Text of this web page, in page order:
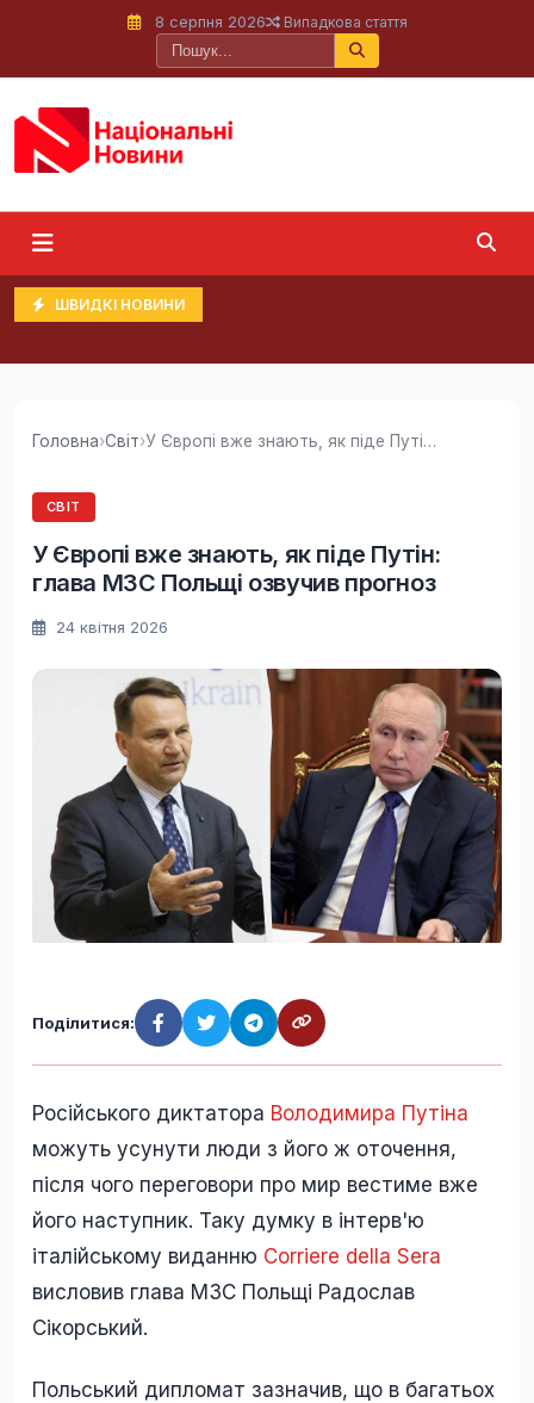
8 серпня 2026 Випадкова стаття
ШВИДКІ НОВИНИ
Головна›Світ› У Європі вже знають, як піде Путін: глава МЗС...
СВІТ
У Європі вже знають, як піде Путін:
глава МЗС Польщі озвучив прогноз
24 квітня 2026
Поділитися:
Російського диктатора Володимира Путіна
можуть усунути люди з його ж оточення,
після чого переговори про мир вестиме вже
його наступник. Таку думку в інтерв'ю
італійському виданню Corriere della Sera
висловив глава МЗС Польщі Радослав
Сікорський.
Польський дипломат зазначив, що в багатьох